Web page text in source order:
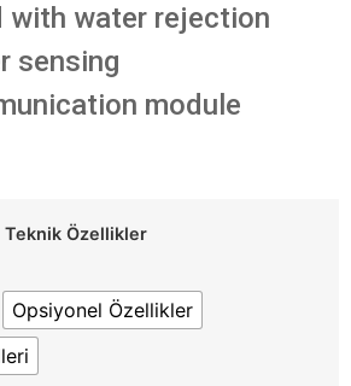
with water rejection
sensing
module
Teknik Özellikler
Opsiyonel Özellikler